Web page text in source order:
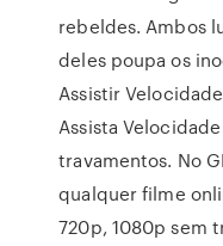
rebeldes. Ambos
deles poupa os
Assistir
Assista
travamentos. No
qualquer filme
720p, 1080p sem